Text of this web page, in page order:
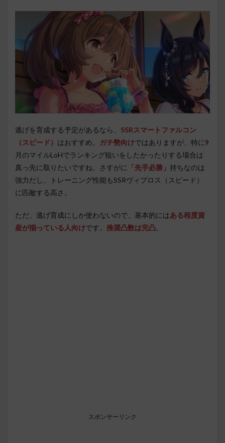
逃げを育成する予定があるなら、 SSRスマートファルコン
（スピード） はおすすめ。 ガチ勢向けではありますが、特に9
月のマイルLoHでランキング狙いをしたかったりする場合は
真っ先に取りたいですね。さすがに 「先手必勝」 持ちなのは
強力だし、トレーニング性能もSSRヴィブロス（スピード）
に匹敵する高さ。
ただ、逃げ育成にしか使わないので、基本的にはある程度資
産が揃っている人向けです。 推奨凸数は完凸。
スポンサーリンク